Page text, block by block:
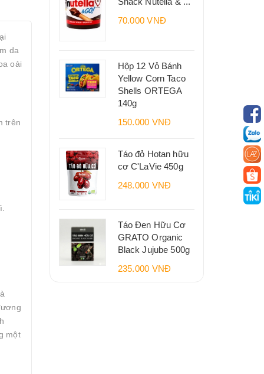
da
oải
trên
một
70.000 VNĐ
Hộp 12 Vỏ Bánh
Yellow Corn Taco
Shells ORTEGA
140g
150.000 VNĐ
Táo đỏ Hotan hữu
cơ C'LaVie 450g
248.000 VNĐ
Táo Đen Hữu Cơ
GRATO Organic
Black Jujube 500g
235.000 VNĐ